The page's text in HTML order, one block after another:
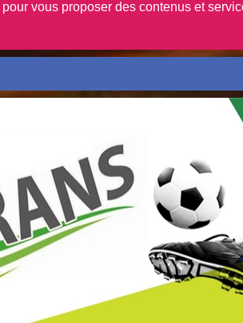
vous proposer des contenus et